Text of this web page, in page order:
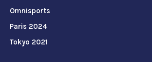
Omnisports
Paris 2024
Tokyo 2021